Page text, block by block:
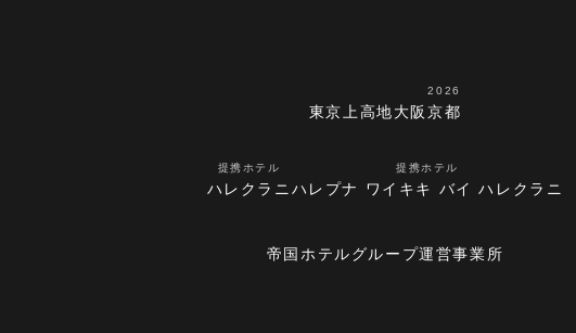
東京 上高地大阪
2026
京都
提携ホテル
ハレクラニ
提携ホテル
ハレプナ ワイキキ バイ ハレクラニ
帝国ホテルグループ運営事業所